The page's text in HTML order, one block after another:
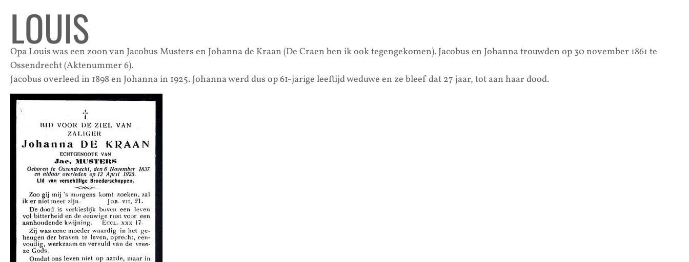
LOUIS
Opa Louis was een zoon van Jacobus Musters en Johanna de Kraan (De Craen ben ik ook tegengekomen). Jacobus en Johanna trouwden op 30 november 1861 te
Ossendrecht (Aktenummer 6).
Jacobus overleed in 1898 en Johanna in 1925. Johanna werd dus op 61-jarige leeftijd weduwe en ze bleef dat 27 jaar, tot aan haar dood.